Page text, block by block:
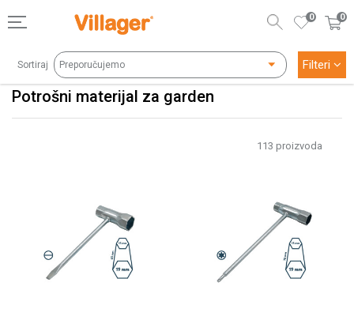
0
0
Potrošni materijal za garden
Sortiraj Filteri
113 proizvoda